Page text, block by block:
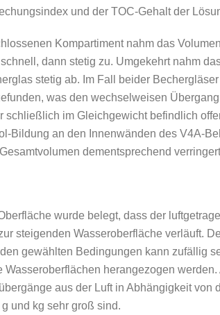
und der TOC-Gehalt der
Kompartiment nahm das
schnell, dann stetig zu. Umgekehrt nahm
stetig ab. Im Fall beider
was den wechselweisen
schließlich im Gleichgewicht befindlich
Bildung an den Innenwänden des V4A-
dementsprechend
wurde belegt, dass der
steigenden Wasseroberfläche verläuft.
gewählten Bedingungen kann zufällig
Wasseroberflächen herangezogen
aus der Luft in Abhängigkeit von
und kg sehr groß sind.